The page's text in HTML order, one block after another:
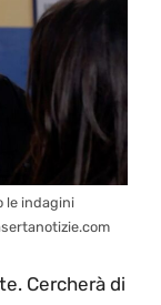
le indagini
Cercherà di